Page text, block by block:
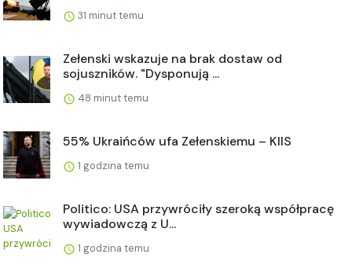
31 minut temu
Zełenski wskazuje na brak dostaw od
sojuszników. "Dysponują ...
48 minut temu
55% Ukraińców ufa Zełenskiemu – KIIS
1 godzina temu
Politico: USA przywróciły szeroką współpracę
wywiadowczą z U...
1 godzina temu